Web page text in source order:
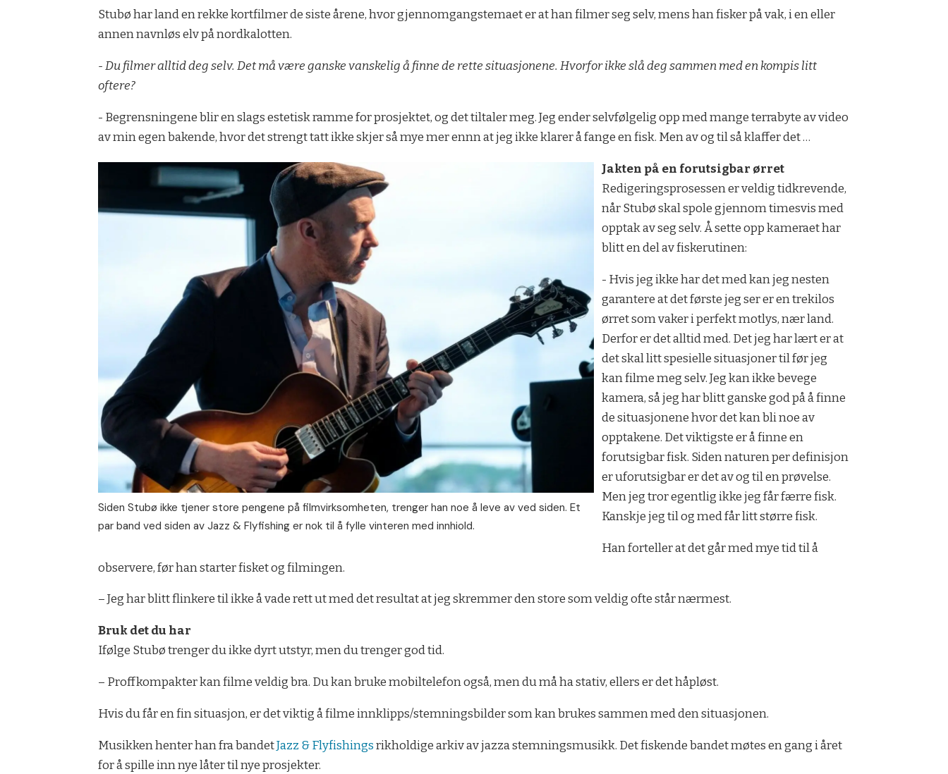
Stubø har land en rekke kortfilmer de siste årene, hvor gjennomgangstemaet er at han filmer seg selv, mens han fisker på vak, i en eller
annen navnløs elv på nordkalotten.
- Du filmer alltid deg selv. Det må være ganske vanskelig å finne de rette situasjonene. Hvorfor ikke slå deg sammen med en kompis litt
oftere?
- Begrensningene blir en slags estetisk ramme for prosjektet, og det tiltaler meg. Jeg ender selvfølgelig opp med mange terrabyte av video
av min egen bakende, hvor det strengt tatt ikke skjer så mye mer ennn at jeg ikke klarer å fange en fisk. Men av og til så klaffer det …
Siden Stubø ikke tjener store pengene på filmvirksomheten, trenger han noe å leve av ved siden. Et
par band ved siden av Jazz & Flyfishing er nok til å fylle vinteren med innhiold.
Jakten på en forutsigbar ørret
Redigeringsprosessen er veldig tidkrevende,
når Stubø skal spole gjennom timesvis med
opptak av seg selv. Å sette opp kameraet har
blitt en del av fiskerutinen:
- Hvis jeg ikke har det med kan jeg nesten
garantere at det første jeg ser er en trekilos
ørret som vaker i perfekt motlys, nær land.
Derfor er det alltid med. Det jeg har lært er at
det skal litt spesielle situasjoner til før jeg
kan filme meg selv. Jeg kan ikke bevege
kamera, så jeg har blitt ganske god på å finne
de situasjonene hvor det kan bli noe av
opptakene. Det viktigste er å finne en
forutsigbar fisk. Siden naturen per definisjon
er uforutsigbar er det av og til en prøvelse.
Men jeg tror egentlig ikke jeg får færre fisk.
Kanskje jeg til og med får litt større fisk.
Han forteller at det går med mye tid til å
observere, før han starter fisket og filmingen.
– Jeg har blitt flinkere til ikke å vade rett ut med det resultat at jeg skremmer den store som veldig ofte står nærmest.
Bruk det du har
Ifølge Stubø trenger du ikke dyrt utstyr, men du trenger god tid.
– Proffkompakter kan filme veldig bra. Du kan bruke mobiltelefon også, men du må ha stativ, ellers er det håpløst.
Hvis du får en fin situasjon, er det viktig å filme innklipps/stemningsbilder som kan brukes sammen med den situasjonen.
Musikken henter han fra bandetJazz & Flyfishingsrikholdige arkiv av jazza stemningsmusikk. Det fiskende bandet møtes en gang i året
for å spille inn nye låter til nye prosjekter.